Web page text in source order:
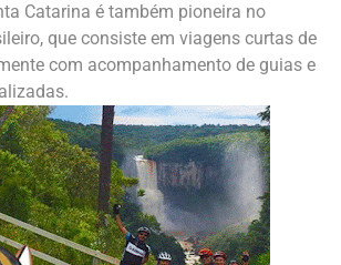
Catarina é também pioneira no
que consiste em viagens curtas de
com acompanhamento de guias e